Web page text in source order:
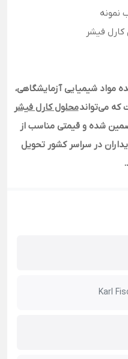
نمونه
کارل فیشر
مواد شیمیایی آزمایشگاهی،
که می‌تواندمحلول کارل فیشر
شده و قیمتی مناسب از
در سراسر کشور تحویل
.
Karl